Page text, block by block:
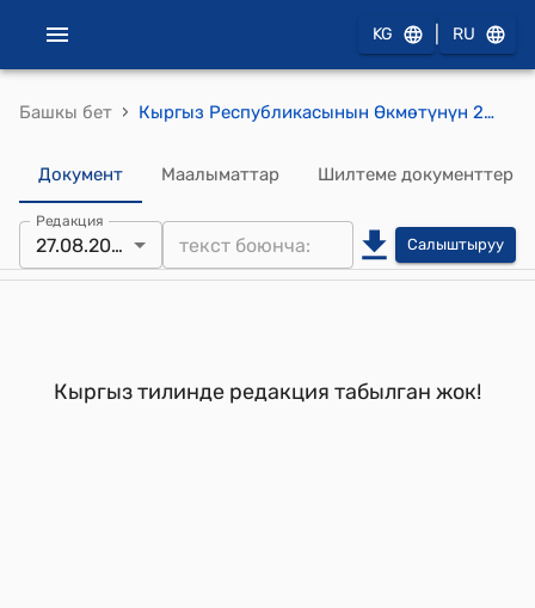
KG RU
Башкы бет › Кыргыз Республикасынын Өкмөтүнүн 2005-жылдын 30-декабрындагы № 633 "Айыл чарба продукцияларын даярдоо, кайра иштетүү жана сатуу чөйрөсүндөгү кырдаалды жакшыртуу боюнча чаралар жөнүндө" токтому
Документ Маалыматтар Шилтеме документтер
Редакция
27.08.2007 Салыштыруу
Кыргыз тилинде редакция табылган жок!